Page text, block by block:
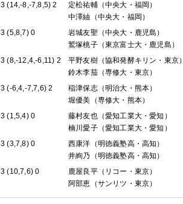
3 (14,-8,-7,8,5) 2 定松祐輔（中央大・福岡）
中澤紬 （中央大・福岡）
3 (5,8,7) 0 岩城友聖 （中央大・鹿児島）
鷲塚桃子（東京富士大・鹿児島）
3 (8,-12,4,-6,11) 2 平野友樹（協和発酵キリン・東京）
鈴木李茄（専修大・東京）
3 (-6,4,-7,7,6) 2 稲津保志（明治大・熊本）
堀優美 （専修大・熊本）
3 (1,5,4) 0 藤村友也（愛知工業大・愛知）
楠川愛子（愛知工業大・愛知）
3 (3,7,8) 0 西康洋 （明徳義塾高・高知）
井絢乃
（明徳義塾高・高知）
3 (10,7,6) 0 鹿屋良平（リコー・東京）
阿部恵 （サンリツ・東京）